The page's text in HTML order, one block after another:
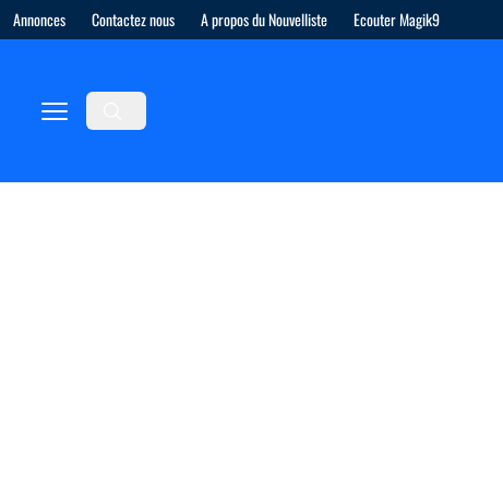
Annonces Contactez nous A propos du Nouvelliste Ecouter Magik9